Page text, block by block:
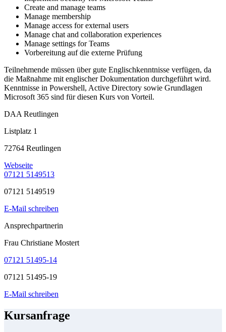
Create and manage teams
Manage membership
Manage access for external users
Manage chat and collaboration experiences
Manage settings for Teams
Vorbereitung auf die externe Prüfung
Teilnehmende müssen über gute Englischkenntnisse verfügen, da
die Maßnahme mit englischer Dokumentation durchgeführt wird.
Kenntnisse in Powershell, Active Directory sowie Grundlagen
Microsoft 365 sind für diesen Kurs von Vorteil.
DAA Reutlingen
Listplatz 1
72764 Reutlingen
Webseite
07121 5149513
07121 5149519
E-Mail schreiben
Ansprechpartnerin
Frau Christiane Mostert
07121 51495-14
07121 51495-19
E-Mail schreiben
Kursanfrage